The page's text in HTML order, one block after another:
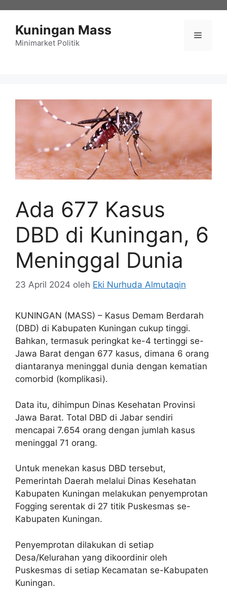
Kuningan Mass
Minimarket Politik
Menu
Ada 677 Kasus
DBD di Kuningan, 6
Meninggal Dunia
23 April 2024 oleh Eki Nurhuda Almutaqin
KUNINGAN (MASS) – Kasus Demam Berdarah
(DBD) di Kabupaten Kuningan cukup tinggi.
Bahkan, termasuk peringkat ke-4 tertinggi se-
Jawa Barat dengan 677 kasus, dimana 6 orang
diantaranya meninggal dunia dengan kematian
comorbid (komplikasi).
Data itu, dihimpun Dinas Kesehatan Provinsi
Jawa Barat. Total DBD di Jabar sendiri
mencapai 7.654 orang dengan jumlah kasus
meninggal 71 orang.
Untuk menekan kasus DBD tersebut,
Pemerintah Daerah melalui Dinas Kesehatan
Kabupaten Kuningan melakukan penyemprotan
Fogging serentak di 27 titik Puskesmas se-
Kabupaten Kuningan.
Penyemprotan dilakukan di setiap
Desa/Kelurahan yang dikoordinir oleh
Puskesmas di setiap Kecamatan se-Kabupaten
Kuningan.